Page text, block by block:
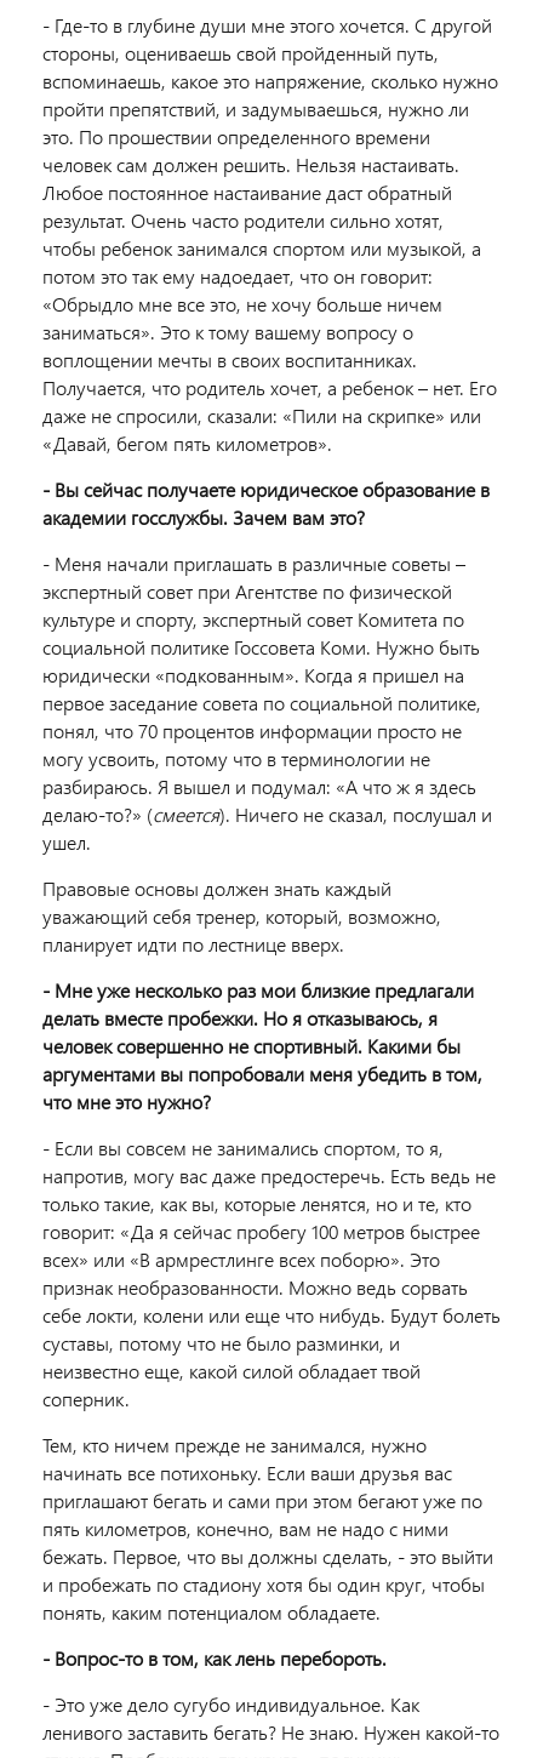
- Где-то в глубине души мне этого хочется. С другой
стороны, оцениваешь свой пройденный путь,
вспоминаешь, какое это напряжение, сколько нужно
пройти препятствий, и задумываешься, нужно ли
это. По прошествии определенного времени
человек сам должен решить. Нельзя настаивать.
Любое постоянное настаивание даст обратный
результат. Очень часто родители сильно хотят,
чтобы ребенок занимался спортом или музыкой, а
потом это так ему надоедает, что он говорит:
«Обрыдло мне все это, не хочу больше ничем
заниматься». Это к тому вашему вопросу о
воплощении мечты в своих воспитанниках.
Получается, что родитель хочет, а ребенок – нет. Его
даже не спросили, сказали: «Пили на скрипке» или
«Давай, бегом пять километров».
- Вы сейчас получаете юридическое образование в
академии госслужбы. Зачем вам это?
- Меня начали приглашать в различные советы –
экспертный совет при Агентстве по физической
культуре и спорту, экспертный совет Комитета по
социальной политике Госсовета Коми. Нужно быть
юридически «подкованным». Когда я пришел на
первое заседание совета по социальной политике,
понял, что 70 процентов информации просто не
могу усвоить, потому что в терминологии не
разбираюсь. Я вышел и подумал: «А что ж я здесь
делаю-то?» (смеется). Ничего не сказал, послушал и
ушел.
Правовые основы должен знать каждый
уважающий себя тренер, который, возможно,
планирует идти по лестнице вверх.
- Мне уже несколько раз мои близкие предлагали
делать вместе пробежки. Но я отказываюсь, я
человек совершенно не спортивный. Какими бы
аргументами вы попробовали меня убедить в том,
что мне это нужно?
- Если вы совсем не занимались спортом, то я,
напротив, могу вас даже предостеречь. Есть ведь не
только такие, как вы, которые ленятся, но и те, кто
говорит: «Да я сейчас пробегу 100 метров быстрее
всех» или «В армрестлинге всех поборю». Это
признак необразованности. Можно ведь сорвать
себе локти, колени или еще что нибудь. Будут болеть
суставы, потому что не было разминки, и
неизвестно еще, какой силой обладает твой
соперник.
Тем, кто ничем прежде не занимался, нужно
начинать все потихоньку. Если ваши друзья вас
приглашают бегать и сами при этом бегают уже по
пять километров, конечно, вам не надо с ними
бежать. Первое, что вы должны сделать, - это выйти
и пробежать по стадиону хотя бы один круг, чтобы
понять, каким потенциалом обладаете.
- Вопрос-то в том, как лень перебороть.
- Это уже дело сугубо индивидуальное. Как
ленивого заставить бегать? Не знаю. Нужен какой-то